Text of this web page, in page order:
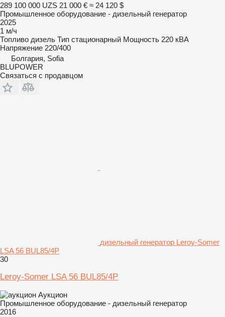
289 100 000 UZS 21 000 € ≈ 24 120 $
Промышленное оборудование - дизельный генератор
2025
1 м/ч
Топливо дизель Тип стационарный Мощность 220 кВА
Напряжение 220/400
Болгария, Sofia
BLUPOWER
Связаться с продавцом
дизельный генератор Leroy-Somer
LSA 56 BUL85/4P
30
Leroy-Somer LSA 56 BUL85/4P
Аукцион
Промышленное оборудование - дизельный генератор
2016